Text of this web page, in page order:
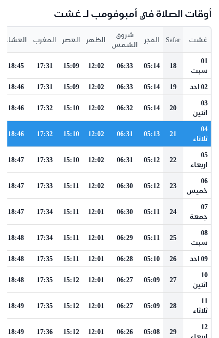
أوقات الصلاة في أمبوفومب لـ غشت
غشت Safar الفجر
شروق
الشمس
الظهر العصر المغرب العشاء
01
سبت
18
05:14
06:33
12:02
15:09
17:31
18:45
02 احد 19
05:14
06:33
12:02
15:09
17:31
18:46
03
اثنين
20
05:14
06:32
12:02
15:10
17:32
18:46
04
ثلاثاء
21
05:13
06:31
12:02
15:10
17:32
18:46
05
اربعاء
22
05:12
06:31
12:02
15:10
17:33
18:47
06
خميس
23
05:12
06:30
12:02
15:11
17:33
18:47
07
جمعة
24
05:11
06:30
12:01
15:11
17:34
18:47
08
سبت
25
05:11
06:29
12:01
15:11
17:34
18:48
09 احد 26
05:10
06:28
12:01
15:11
17:35
18:48
10
اثنين
27
05:09
06:27
12:01
15:12
17:35
18:48
11
ثلاثاء
28
05:09
06:27
12:01
15:12
17:35
18:49
12
اربعاء
29
05:08
06:26
12:01
15:12
17:36
18:49